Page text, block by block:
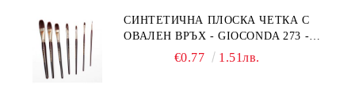
СИНТЕТИЧНА ПЛОСКА ЧЕТКА С
ОВАЛЕН ВРЪХ - GIOCONDA 273 -
€0.77 1.51лв.